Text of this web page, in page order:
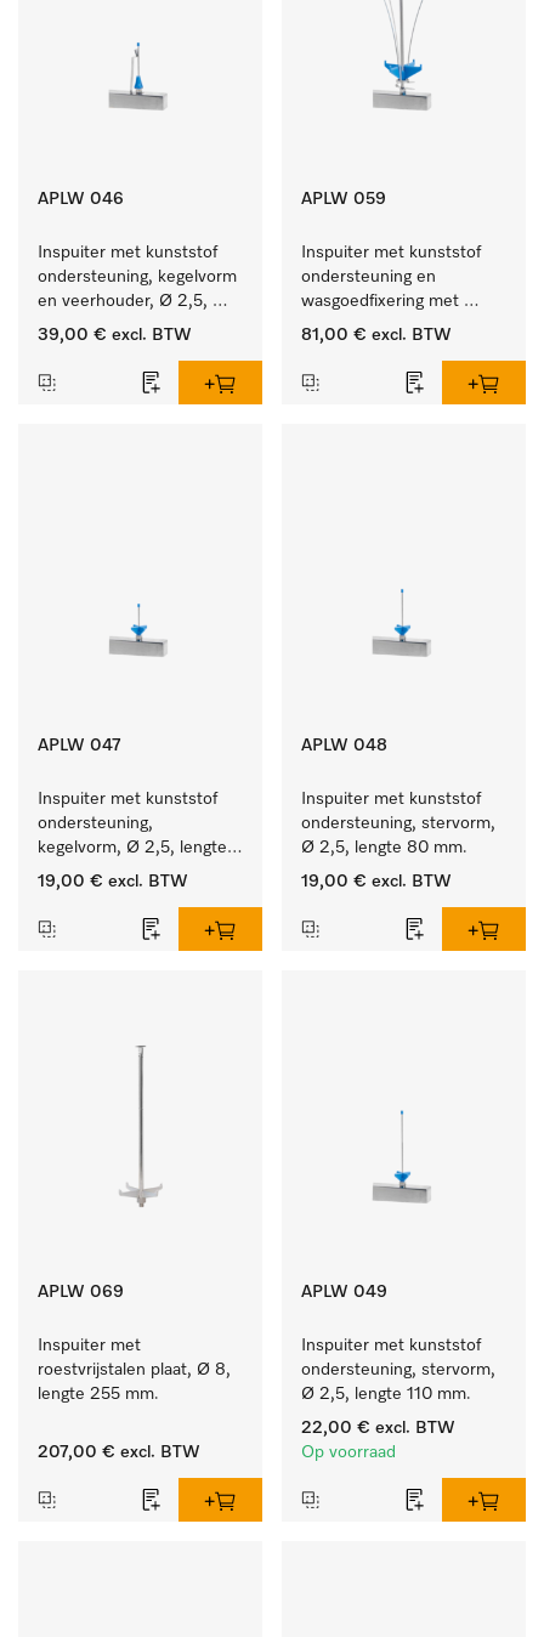
APLW 046
Inspuiter met kunststof
ondersteuning, kegelvorm
en veerhouder, Ø 2,5,
lengte 80 mm.
39,00 € excl. BTW
APLW 059
Inspuiter met kunststof
ondersteuning en
wasgoedfixering met
vergr., Ø 6, lengte
81,00 € excl. BTW
APLW 047
Inspuiter met kunststof
ondersteuning,
kegelvorm, Ø 2,5, lengte
50 mm.
19,00 € excl. BTW
APLW 048
Inspuiter met kunststof
ondersteuning, stervorm,
Ø 2,5, lengte 80 mm.
19,00 € excl. BTW
APLW 069
Inspuiter met
roestvrijstalen plaat, Ø 8,
lengte 255 mm.
207,00 € excl. BTW
APLW 049
Inspuiter met kunststof
ondersteuning, stervorm,
Ø 2,5, lengte 110 mm.
22,00 € excl. BTW
Op voorraad